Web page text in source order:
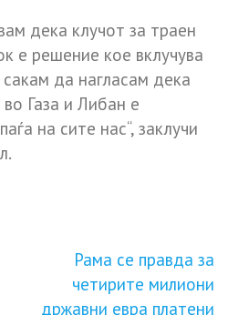
дека клучот за траен
е решение кое вклучува
да нагласам дека
Газа и Либан е
на сите нас“, заклучи
Рама се правда за
четирите милиони
државни евра платени